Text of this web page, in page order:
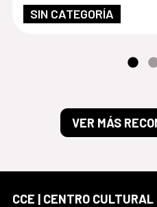
SIN CATEGORÍA
VER MÁS
CCE | CENTRO